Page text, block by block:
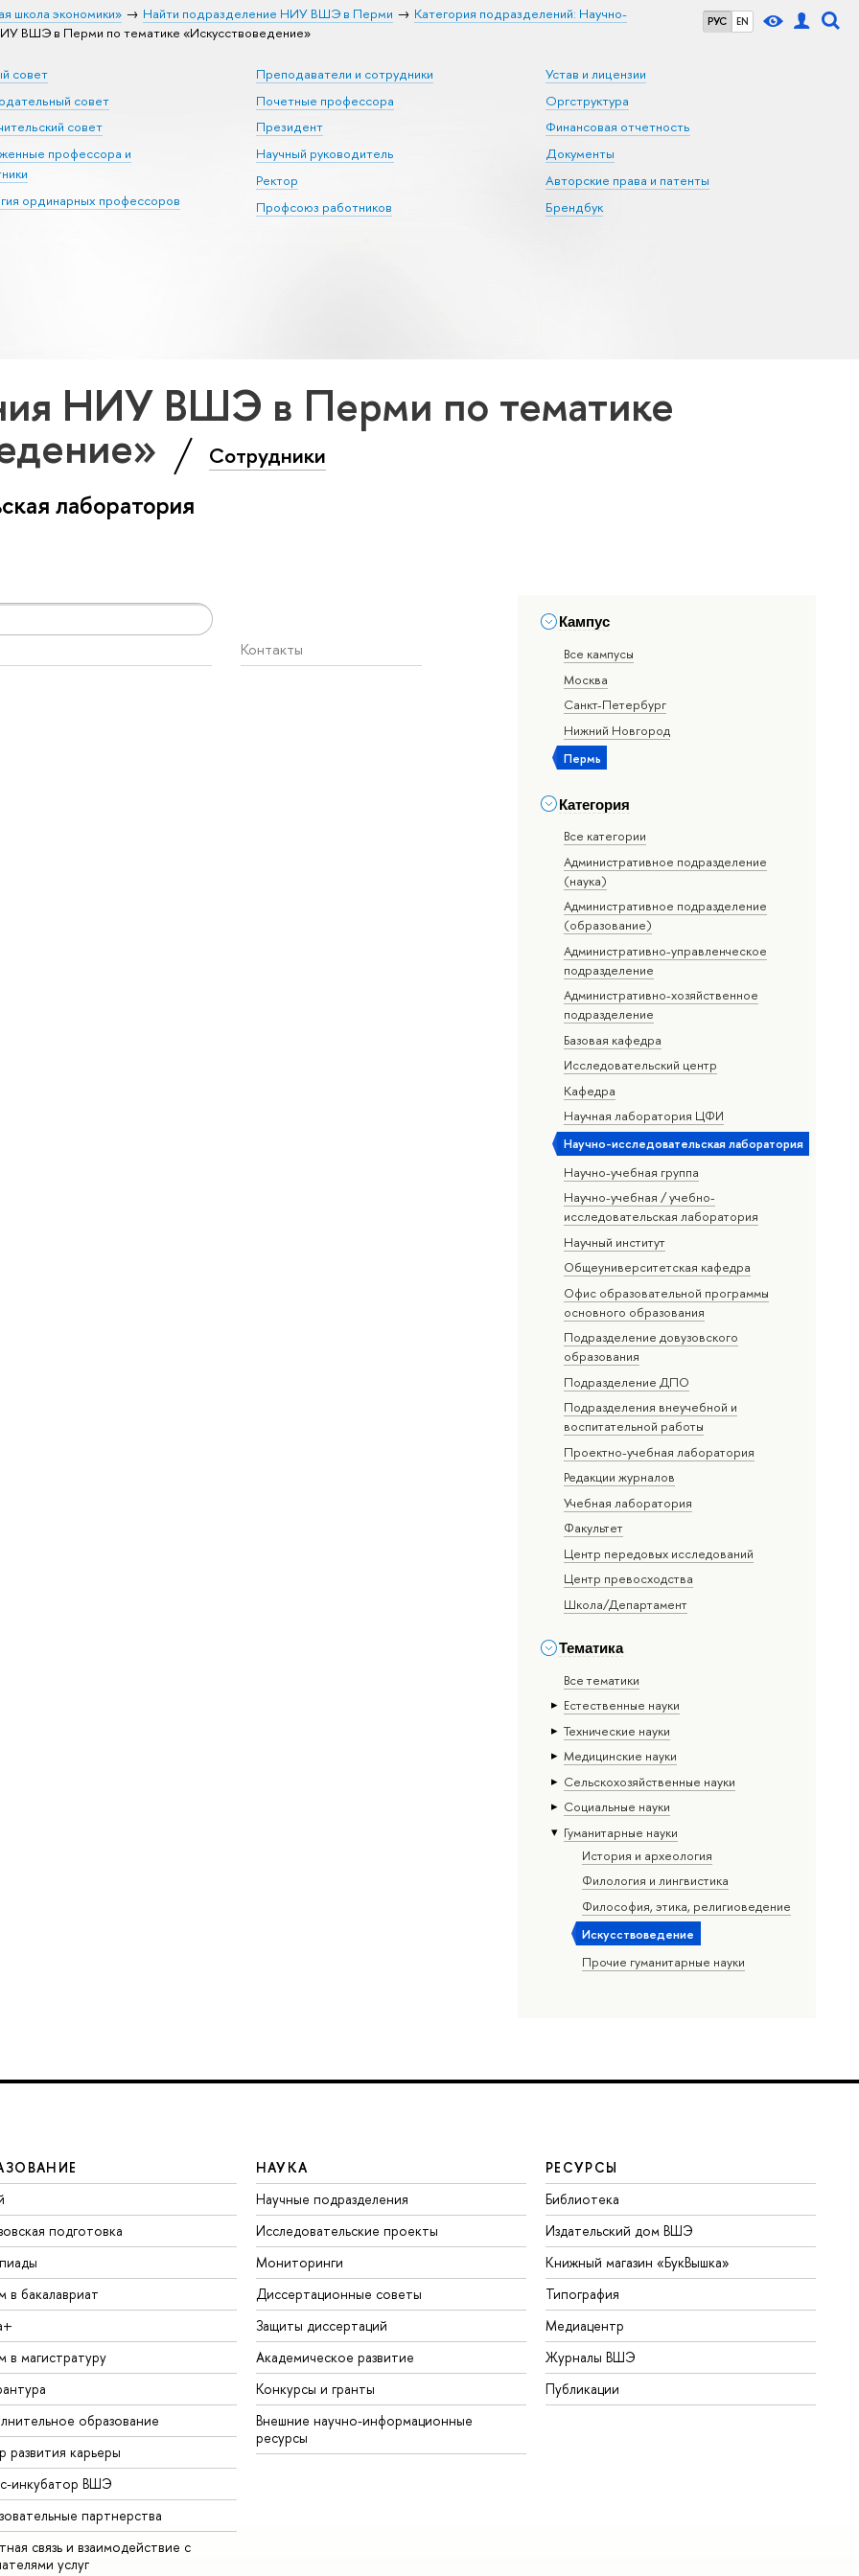
РУС EN
школа экономики» Найти подразделение НИУ ВШЭ в Перми
Категория подразделений: Научно-
ВШЭ в Перми по тематике «Искусствоведение»
совет
совет
совет
профессора и
ординарных профессоров
Преподаватели и сотрудники
Почетные профессора
Президент
Научный руководитель
Ректор
Профсоюз работников
Устав и лицензии
Оргструктура
Финансовая отчетность
Документы
Авторские права и патенты
Брендбук
НИУ ВШЭ в Перми по тематике
Сотрудники
лаборатория
Кампус
Все кампусы
Москва
Санкт-Петербург
Нижний Новгород
Пермь
Категория
Все категории
Административное подразделение
(наука)
Административное подразделение
(образование)
Административно-управленческое
подразделение
Административно-хозяйственное
подразделение
Базовая кафедра
Исследовательский центр
Кафедра
Научная лаборатория ЦФИ
Научно-исследовательская лаборатория
Научно-учебная группа
Научно-учебная / учебно-
исследовательская лаборатория
Научный институт
Общеуниверситетская кафедра
Офис образовательной программы
основного образования
Подразделение довузовского
образования
Подразделение ДПО
Подразделения внеучебной и
воспитательной работы
Проектно-учебная лаборатория
Редакции журналов
Учебная лаборатория
Факультет
Центр передовых исследований
Центр превосходства
Школа/Департамент
Тематика
Все тематики
Естественные науки
Тех­ничес­кие науки
Медицинские науки
Сельскохозяйственные науки
Социальные науки
Гуманитарные науки
История и археология
Филология и лингвистика
Философия, этика, религиоведение
Искусствоведение
Прочие гуманитарные науки
Контакты
подготовка
в бакалавриат
в магистратуру
образование
развития карьеры
инкубатор ВШЭ
партнерства
связь и взаимодействие с
услуг
НАУКА
Научные подразделения
Исследовательские проекты
Мониторинги
Диссертационные советы
Защиты диссертаций
Академическое развитие
Конкурсы и гранты
Внешние научно-информационные
ресурсы
РЕСУРСЫ
Библиотека
Издательский дом ВШЭ
Книжный магазин «БукВышка»
Типография
Медиацентр
Журналы ВШЭ
Публикации